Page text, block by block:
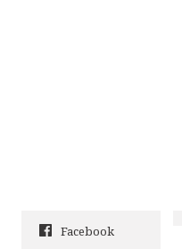
Facebook